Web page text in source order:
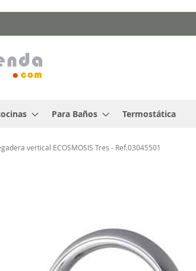
Para Baños Termostática
vertical ECOSMOSIS Tres - Ref.03045501